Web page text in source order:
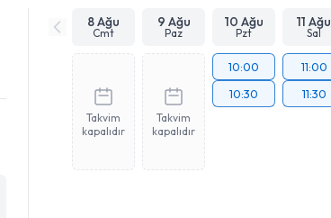
8 Ağu
Cmt
9 Ağu
Paz
10 Ağu
Pzt
11 Ağu
Sal
Takvim
kapalıdır
Takvim
kapalıdır
10:00
10:30
11:00
11:30